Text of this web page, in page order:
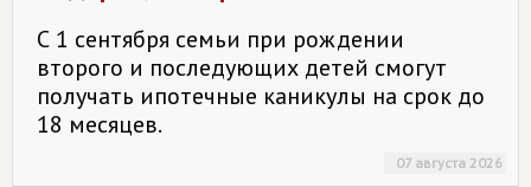
С 1 сентября семьи при рождении
второго и последующих детей смогут
получать ипотечные каникулы на срок до
18 месяцев.
07 августа 2026